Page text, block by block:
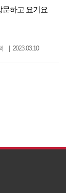
문하고 요기요
2023.03.10